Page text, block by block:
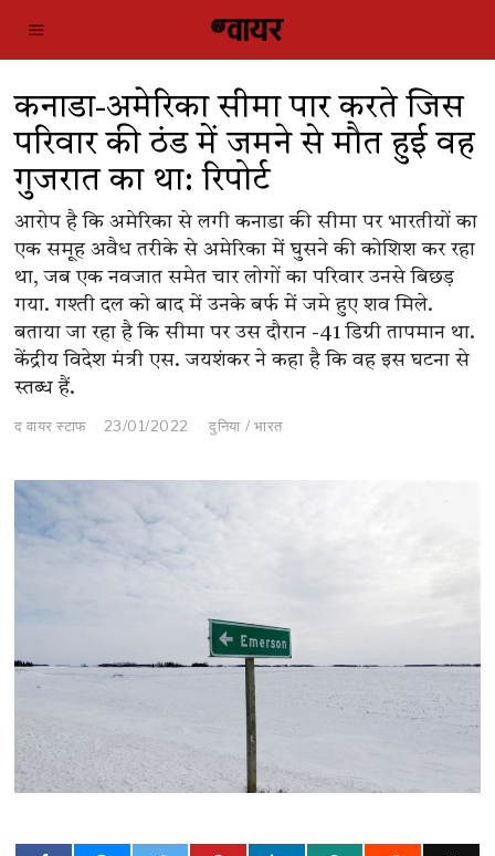
कनाडा-अमेरिका सीमा पार करते जिस
परिवार की ठंड में जमने से मौत हुई वह
गुजरात का था: रिपोर्ट
आरोप है कि अमेरिका से लगी कनाडा की सीमा पर भारतीयों का
एक समूह अवैध तरीके से अमेरिका में घुसने की कोशिश कर रहा
था, जब एक नवजात समेत चार लोगों का परिवार उनसे बिछड़
गया. गश्ती दल को बाद में उनके बर्फ में जमे हुए शव मिले.
बताया जा रहा है कि सीमा पर उस दौरान -41 डिग्री तापमान था.
केंद्रीय विदेश मंत्री एस. जयशंकर ने कहा है कि वह इस घटना से
स्तब्ध हैं.
द वायर स्टाफ 23/01/2022 दुनिया / भारत